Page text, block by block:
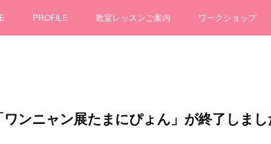
PROFILE 教室レッスンご案内 ワークショップ
ンニャン展たまにぴょん」が終了しまし